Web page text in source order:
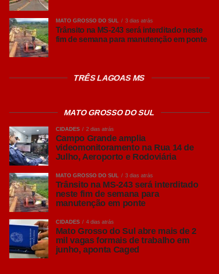
teatro de objetos.
Local:Sesc Teatro Prosa
Classificação: Livre
Feira São Bento
O que é:Edição especial com muito
artesanato, gastronomia local, economia
criativa e lazer para a família.
Horário:18h às 22h
Local: Praça República do Líbano (Av.
MATO GROSSO DO SUL 3 dias atrás
Trânsito na MS-243 será interditado neste
fim de semana para manutenção em ponte
TRÊS LAGOAS MS
MATO GROSSO DO SUL
CIDADES 2 dias atrás
Campo Grande amplia
videomonitoramento na Rua 14 de
Julho, Aeroporto e Rodoviária
MATO GROSSO DO SUL 3 dias atrás
Trânsito na MS-243 será interditado
neste fim de semana para
manutenção em ponte
CIDADES 4 dias atrás
Mato Grosso do Sul abre mais de 2
mil vagas formais de trabalho em
junho, aponta Caged